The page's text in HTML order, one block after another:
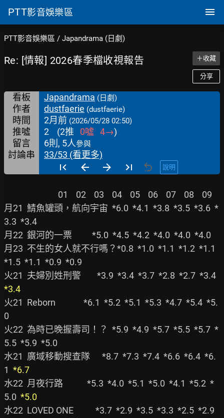
PTT影音娛樂區
PTT影音娛樂區 / Japandrama (日劇)
Re: [情報] 2026春季檔收視報告 ＋收藏
分享
看板 Japandrama (日劇)
作者 dustfaerie (dustfaerie)
時間 2月前 (2026/05/28 02:50)
推噓 2 (2推 0噓 4→)
留言
6則, 5人參與
討論串 33/53 (看更多)
說明
月21  鯖魚罐頭，航向宇宙  *6.0  *4.1  *3.8  *3.5  *3.6  *
3.3  *3.4
月22  銀河的一票          *5.0  *4.5  *4.2  *4.0  *4.0  *4.0
月23  不生的女人就不行嗎？*0.8  *1.0  *1.1  *1.2  *1.1
*1.5  *1.1  *0.9  *0.9
*3.4
火21  Reborn              *6.1  *5.2  *5.1  *5.3  *4.7  *5.4  *5.
0
火22  為時已晚握壽司！？  *5.9  *4.9  *5.7  *5.5  *5.7  *
5.5  *5.9  *5.0
水21  廣域移動搜查隊      *8.7  *7.3  *7.4  *6.6  *6.4  *6.
1 *6.7
水22  月夜行路            *5.3  *4.0  *5.1  *5.0  *4.1  *5.2  *
5.0 *5.0
水22  LOVED ONE           *3.7  *2.9  *3.5  *3.3  *2.5  *2.9